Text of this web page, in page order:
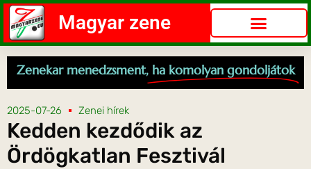
Magyar zene
Zenekar menedzsment, ha komolyan gondoljátok
2025-07-26 Zenei hírek
Kedden kezdődik az
Ördögkatlan Fesztivál